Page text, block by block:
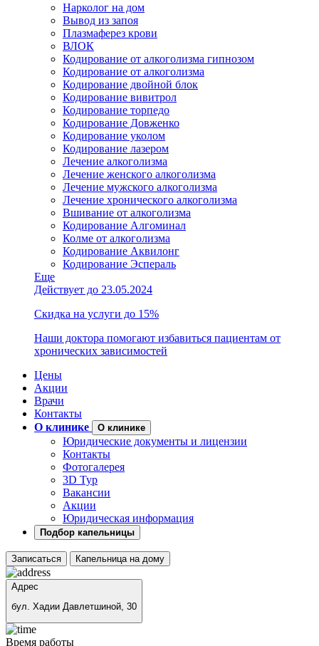
Нарколог на дом
Вывод из запоя
Плазмаферез крови
ВЛОК
Кодирование от алкоголизма гипнозом
Кодирование от алкоголизма
Кодирование двойной блок
Кодирование вивитрол
Кодирование торпедо
Кодирование Довженко
Кодирование уколом
Кодирование лазером
Лечение алкоголизма
Лечение женского алкоголизма
Лечение мужского алкоголизма
Лечение хронического алкоголизма
Вшивание от алкоголизма
Кодирование Алгоминал
Колме от алкоголизма
Кодирование Аквилонг
Кодирование Эспераль
Еще
Действует до 23.05.2024
Скидка на услуги до 15%
Наши доктора помогают избавиться пациентам от
хронических зависимостей
Цены
Акции
Врачи
Контакты
О клинике
О клинике
Юридические документы и лицензии
Контакты
Фотогалерея
3D Тур
Вакансии
Акции
Юридическая информация
Подбор капельницы
Записаться Капельница на дому
Адрес
бул. Хадии Давлетшиной, 30
Время работы